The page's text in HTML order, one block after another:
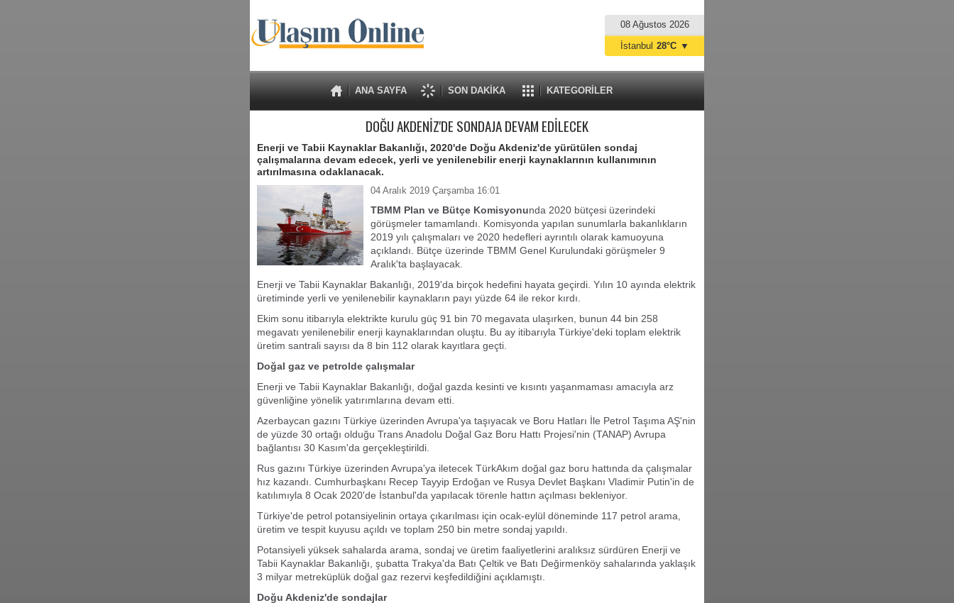
08 Ağustos 2026
ANA SAYFA SON DAKİKA KATEGORİLER
İstanbul 28°C ▼
DOĞU AKDENİZ'DE SONDAJA DEVAM EDİLECEK
Enerji ve Tabii Kaynaklar Bakanlığı, 2020'de Doğu Akdeniz'de yürütülen sondaj
çalışmalarına devam edecek, yerli ve yenilenebilir enerji kaynaklarının kullanımının
artırılmasına odaklanacak.
04 Aralık 2019 Çarşamba 16:01
TBMM Plan ve Bütçe Komisyonunda 2020 bütçesi üzerindeki
görüşmeler tamamlandı. Komisyonda yapılan sunumlarla bakanlıkların
2019 yılı çalışmaları ve 2020 hedefleri ayrıntılı olarak kamuoyuna
açıklandı. Bütçe üzerinde TBMM Genel Kurulundaki görüşmeler 9
Aralık'ta başlayacak.
Enerji ve Tabii Kaynaklar Bakanlığı, 2019'da birçok hedefini hayata geçirdi. Yılın 10 ayında elektrik
üretiminde yerli ve yenilenebilir kaynakların payı yüzde 64 ile rekor kırdı.
Ekim sonu itibarıyla elektrikte kurulu güç 91 bin 70 megavata ulaşırken, bunun 44 bin 258
megavatı yenilenebilir enerji kaynaklarından oluştu. Bu ay itibarıyla Türkiye'deki toplam elektrik
üretim santrali sayısı da 8 bin 112 olarak kayıtlara geçti.
Doğal gaz ve petrolde çalışmalar
Enerji ve Tabii Kaynaklar Bakanlığı, doğal gazda kesinti ve kısıntı yaşanmaması amacıyla arz
güvenliğine yönelik yatırımlarına devam etti.
Azerbaycan gazını Türkiye üzerinden Avrupa'ya taşıyacak ve Boru Hatları İle Petrol Taşıma AŞ'nin
de yüzde 30 ortağı olduğu Trans Anadolu Doğal Gaz Boru Hattı Projesi'nin (TANAP) Avrupa
bağlantısı 30 Kasım'da gerçekleştirildi.
Rus gazını Türkiye üzerinden Avrupa'ya iletecek TürkAkım doğal gaz boru hattında da çalışmalar
hız kazandı. Cumhurbaşkanı Recep Tayyip Erdoğan ve Rusya Devlet Başkanı Vladimir Putin'in de
katılımıyla 8 Ocak 2020'de İstanbul'da yapılacak törenle hattın açılması bekleniyor.
Türkiye'de petrol potansiyelinin ortaya çıkarılması için ocak-eylül döneminde 117 petrol arama,
üretim ve tespit kuyusu açıldı ve toplam 250 bin metre sondaj yapıldı.
Potansiyeli yüksek sahalarda arama, sondaj ve üretim faaliyetlerini aralıksız sürdüren Enerji ve
Tabii Kaynaklar Bakanlığı, şubatta Trakya'da Batı Çeltik ve Batı Değirmenköy sahalarında yaklaşık
3 milyar metreküplük doğal gaz rezervi keşfedildiğini açıklamıştı.
Doğu Akdeniz'de sondajlar